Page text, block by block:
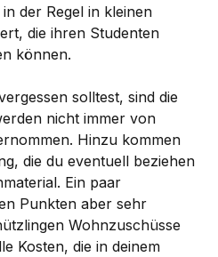
der Regel in kleinen
die ihren Studenten
können.
solltest, sind die
nicht immer von
Hinzu kommen
die du eventuell beziehen
Ein paar
Punkten aber sehr
Wohnzuschüsse
Kosten, die in deinem